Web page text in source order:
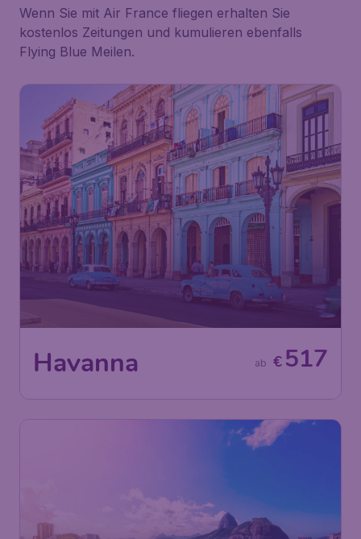
Wenn Sie mit Air France fliegen erhalten Sie
kostenlos Zeitungen und kumulieren ebenfalls
Flying Blue Meilen.
Havanna € 517
ab